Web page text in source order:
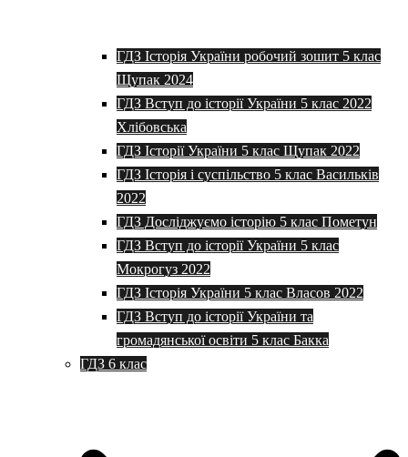
ГДЗ Історія України робочий зошит 5 клас
Щупак 2024
ГДЗ Вступ до історії України 5 клас 2022
Хлібовська
ГДЗ Історії України 5 клас Щупак 2022
ГДЗ Історія і суспільство 5 клас Васильків
2022
ГДЗ Досліджуємо історію 5 клас Пометун
ГДЗ Вступ до історії України 5 клас
Мокрогуз 2022
ГДЗ Історія України 5 клас Власов 2022
ГДЗ Вступ до історії України та
громадянської освіти 5 клас Бакка
ГДЗ 6 клас